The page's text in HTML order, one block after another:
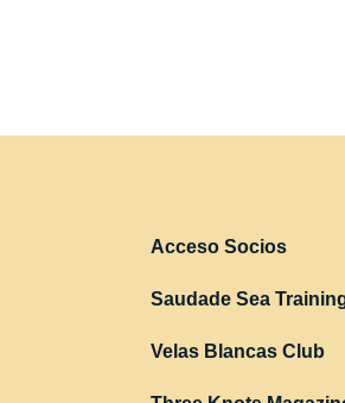
Acceso Socios
Saudade Sea
Velas Blancas Club